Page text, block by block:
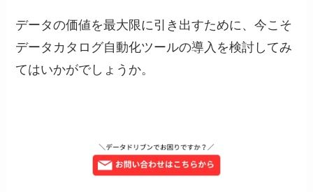
データの価値を最大限に引き出すために、今こそ
データカタログ自動化ツールの導入を検討してみ
てはいかがでしょうか。